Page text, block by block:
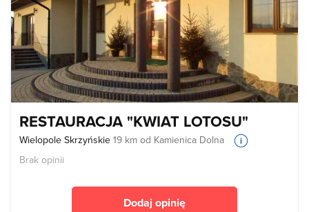
RESTAURACJA "KWIAT LOTOSU"
Wielopole Skrzyńskie 19 km od Kamienica Dolna
Brak opinii
Dodaj opinię